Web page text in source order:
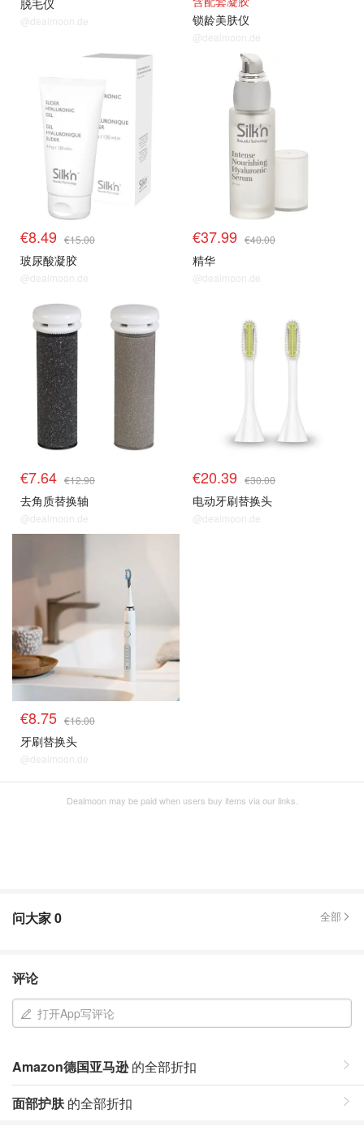
脱毛仪
@dealmoon.de
锁龄美肤仪
@dealmoon.de
€8.49 €15.00
玻尿酸凝胶
@dealmoon.de
€37.99 €40.00
精华
@dealmoon.de
€7.64 €12.90
去角质替换轴
@dealmoon.de
€20.39 €30.00
电动牙刷替换头
@dealmoon.de
€8.75 €16.00
牙刷替换头
@dealmoon.de
Dealmoon may be paid when users buy items via our links.
问大家0 全部
评论
打开App写评论
Amazon德国亚马逊的全部折扣
面部护肤的全部折扣